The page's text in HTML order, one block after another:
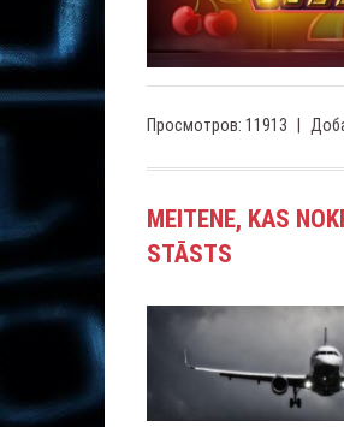
Просмотров: 11913
MEITENE, KAS
STĀSTS